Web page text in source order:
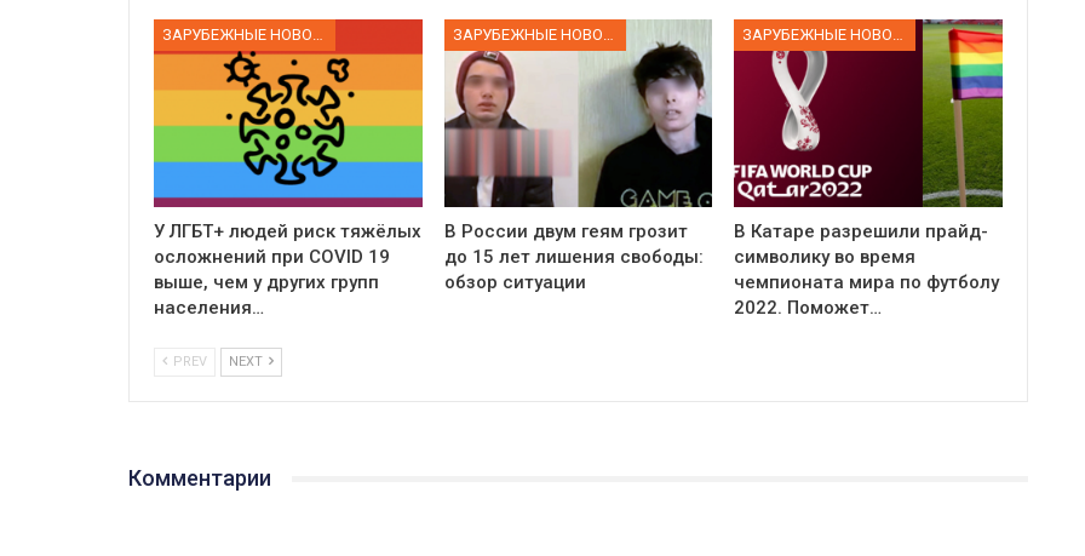
ЗАРУБЕЖНЫЕ НОВОСТИ
У ЛГБТ+ людей риск тяжёлых
осложнений при COVID 19
выше, чем у других групп
населения…
ЗАРУБЕЖНЫЕ НОВОСТИ
В России двум геям грозит
до 15 лет лишения свободы:
обзор ситуации
ЗАРУБЕЖНЫЕ НОВОСТИ
В Катаре разрешили прайд-
символику во время
чемпионата мира по футболу
2022. Поможет…
PREV NEXT
Комментарии